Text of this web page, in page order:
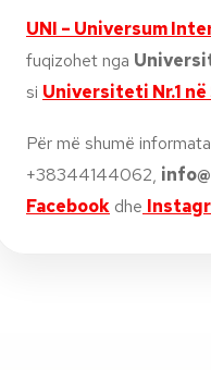
UNI – Universum
fuqizohet nga
si Universiteti Nr.1
Për më shumë
+38344144062,
Facebook dhe